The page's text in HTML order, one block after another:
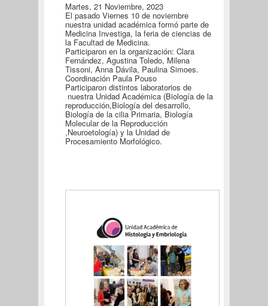
Martes, 21 Noviembre, 2023
El pasado Viernes 10 de noviembre
nuestra unidad académica formó parte de
Medicina Investiga, la feria de ciencias de
la Facultad de Medicina.
Participaron en la organización: Clara
Fernández, Agustina Toledo, Milena
Tissoni, Anna Dávila, Paulina Simoes.
Coordinación Paula Pouso
Participaron distintos laboratorios de
nuestra Unidad Académica (Biología de la
reproducción,Biología del desarrollo,
Biología de la cilia Primaria, Biología
Molecular de la Reproducción
,Neuroetología) y la Unidad de
Procesamiento Morfológico.